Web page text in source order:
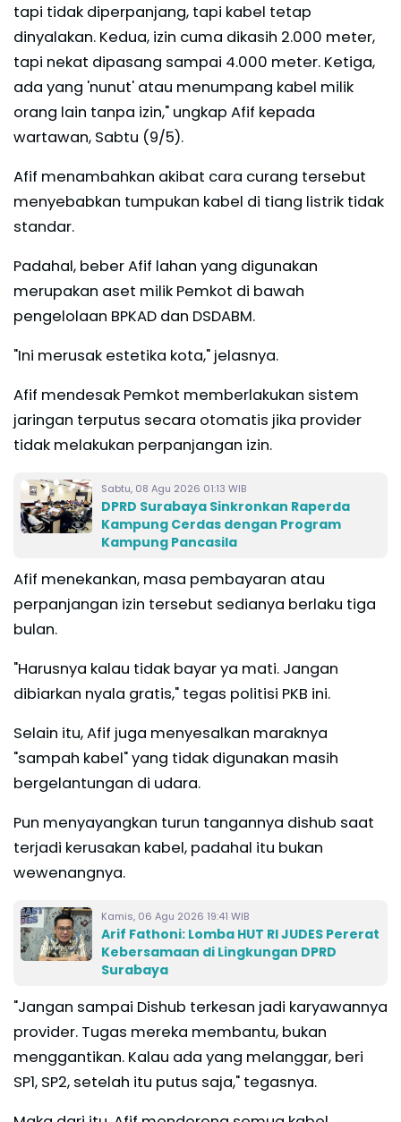
tapi tidak diperpanjang, tapi kabel tetap
dinyalakan. Kedua, izin cuma dikasih 2.000 meter,
tapi nekat dipasang sampai 4.000 meter. Ketiga,
ada yang 'nunut' atau menumpang kabel milik
orang lain tanpa izin," ungkap Afif kepada
wartawan, Sabtu (9/5).
Afif menambahkan akibat cara curang tersebut
menyebabkan tumpukan kabel di tiang listrik tidak
standar.
Padahal, beber Afif lahan yang digunakan
merupakan aset milik Pemkot di bawah
pengelolaan BPKAD dan DSDABM.
"Ini merusak estetika kota," jelasnya.
Afif mendesak Pemkot memberlakukan sistem
jaringan terputus secara otomatis jika provider
tidak melakukan perpanjangan izin.
Sabtu, 08 Agu 2026 01:13 WIB
DPRD Surabaya Sinkronkan Raperda
Kampung Cerdas dengan Program
Kampung Pancasila
Afif menekankan, masa pembayaran atau
perpanjangan izin tersebut sedianya berlaku tiga
bulan.
"Harusnya kalau tidak bayar ya mati. Jangan
dibiarkan nyala gratis," tegas politisi PKB ini.
Selain itu, Afif juga menyesalkan maraknya
"sampah kabel" yang tidak digunakan masih
bergelantungan di udara.
Pun menyayangkan turun tangannya dishub saat
terjadi kerusakan kabel, padahal itu bukan
wewenangnya.
Kamis, 06 Agu 2026 19:41 WIB
Arif Fathoni: Lomba HUT RI JUDES Pererat
Kebersamaan di Lingkungan DPRD
Surabaya
"Jangan sampai Dishub terkesan jadi karyawannya
provider. Tugas mereka membantu, bukan
menggantikan. Kalau ada yang melanggar, beri
SP1, SP2, setelah itu putus saja," tegasnya.